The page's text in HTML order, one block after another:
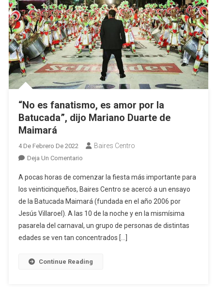
“No es fanatismo, es amor por la
Batucada”, dijo Mariano Duarte de
Maimará
4 De Febrero De 2022 Baires Centro
Deja Un ComentarioEn
Es
Fanatismo,
Es
Amor
Por
La
Dijo
A pocas horas de comenzar la fiesta más importante para
los veinticinqueños, Baires Centro se acercó a un ensayo
de la Batucada Maimará (fundada en el año 2006 por
Jesús Villaroel). A las 10 de la noche y en la mismísima
pasarela del carnaval, un grupo de personas de distintas
edades se ven tan concentrados […]
Continue Reading